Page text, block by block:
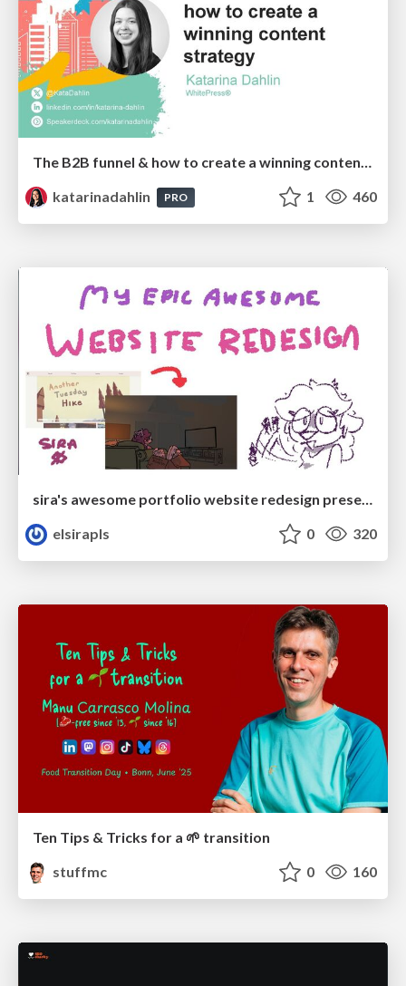
The B2B funnel & how to create a winning content strategy
katarinadahlin
PRO 1 460
sira's awesome portfolio website redesign presentation
elsirapls
0 320
Ten Tips & Tricks for a 🌱 transition
stuffmc
0 160